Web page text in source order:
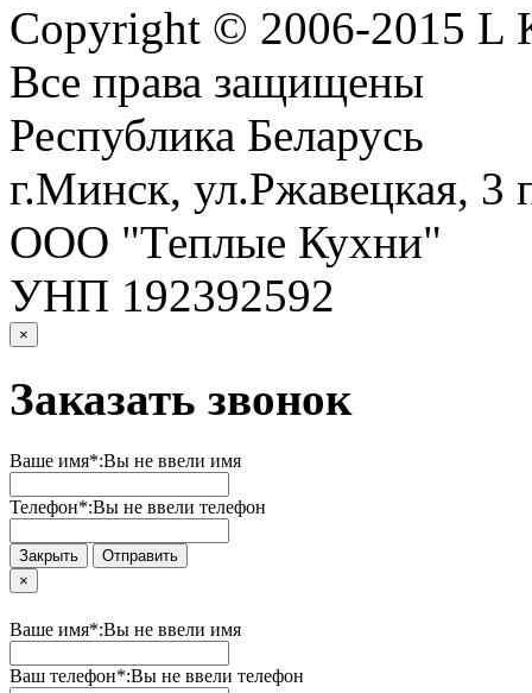
Copyright © 2006-2015
Все права защищены
Республика Беларусь
г.Минск, ул.Ржавецкая, 3
ООО "Теплые Кухни"
УНП 192392592
×
Заказать звонок
Ваше имя*:Вы не ввели имя
Телефон*:Вы не ввели телефон
Закрыть
Отправить
×
Ваше имя*:Вы не ввели имя
Ваш телефон*:Вы не ввели телефон